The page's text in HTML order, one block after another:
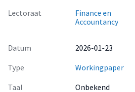
Lectoraat
Finance en
Accountancy
Datum
2026-01-23
Type
Workingpaper
Taal
Onbekend